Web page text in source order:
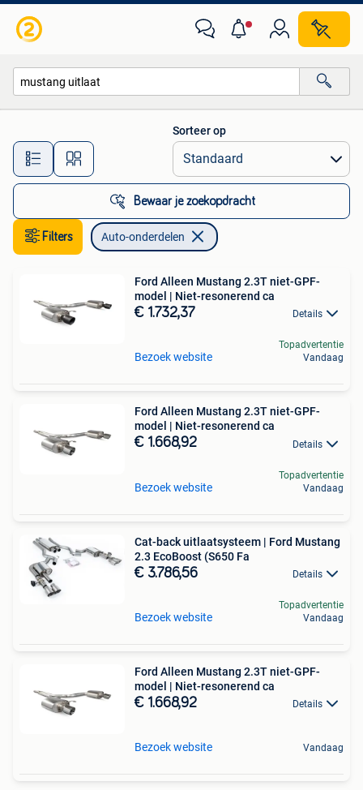
Alle afstanden…
Sorteer op
Bewaar je zoekopdracht
Filters Auto-onderdelen
Ford Alleen Mustang 2.3T niet-GPF-
model | Niet-resonerend ca
€ 1.732,37 Details
Bezoek website
Topadvertentie
Vandaag
Ford Alleen Mustang 2.3T niet-GPF-
model | Niet-resonerend ca
€ 1.668,92 Details
Bezoek website
Topadvertentie
Vandaag
Cat-back uitlaatsysteem | Ford Mustang
2.3 EcoBoost (S650 Fa
€ 3.786,56 Details
Bezoek website
Topadvertentie
Vandaag
Ford Alleen Mustang 2.3T niet-GPF-
model | Niet-resonerend ca
€ 1.668,92 Details
Bezoek website Vandaag